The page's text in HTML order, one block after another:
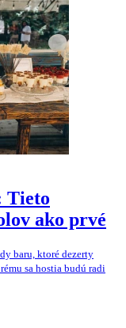
Tieto
ako prvé
baru, ktoré dezerty
sa hostia budú radi